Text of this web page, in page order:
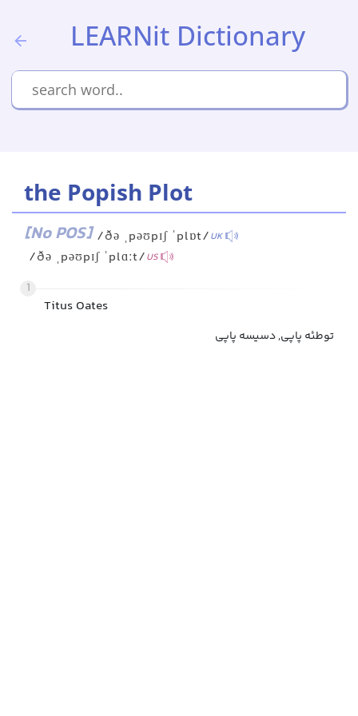
LEARNit Dictionary
the Popish Plot
[No POS] /ðə ˌpəʊpɪʃ ˈplɒt/UK
/ðə ˌpəʊpɪʃ ˈplɑːt/US
1
Titus Oates
توطئه پاپی, دسیسه پاپی